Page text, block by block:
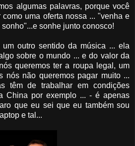
algumas palavras, porque você
uma oferta nossa ... "venha e
sonhe junto conosco!
outro sentido da música ... ela
sobre o mundo ... e do valor da
queremos ter a roupa legal, um
nós não queremos pagar muito ...
têm de trabalhar em condições
China por exemplo ... - é apenas
que eu sei que eu também sou
e tal...